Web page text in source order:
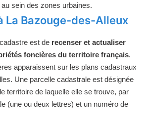
sein des zones urbaines.
La Bazouge-des-Alleux
est de recenser et actualiser
foncières du territoire français.
apparaissent sur les plans cadastraux
Une parcelle cadastrale est désignée
territoire de laquelle elle se trouve, par
(une ou deux lettres) et un numéro de